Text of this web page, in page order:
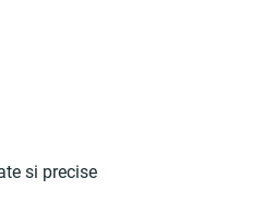
si precise